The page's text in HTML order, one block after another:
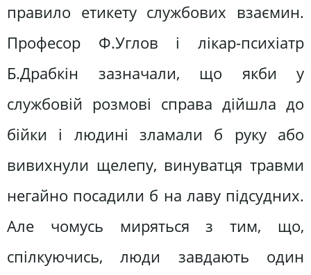
правило етикету службових взаємин.
Професор Ф.Углов і лікар-психіатр
Б.Драбкін зазначали, що якби у
службовій розмові справа дійшла до
бійки і людині зламали б руку або
вивихнули щелепу, винуватця травми
негайно посадили б на лаву підсудних.
Але чомусь миряться з тим, що,
спілкуючись, люди завдають один